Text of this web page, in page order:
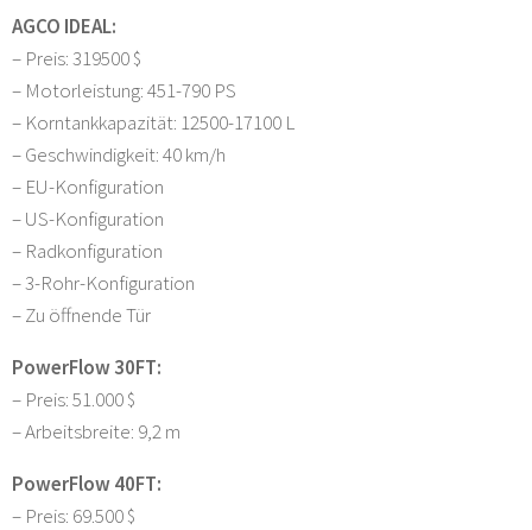
AGCO IDEAL:
– Preis: 319500 $
– Motorleistung: 451-790 PS
– Korntankkapazität: 12500-17100 L
– Geschwindigkeit: 40 km/h
– EU-Konfiguration
– US-Konfiguration
– Radkonfiguration
– 3-Rohr-Konfiguration
– Zu öffnende Tür
PowerFlow 30FT:
– Preis: 51.000 $
– Arbeitsbreite: 9,2 m
PowerFlow 40FT:
– Preis: 69.500 $